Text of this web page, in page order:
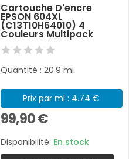
Cartouche D'encre
EPSON 604XL
(C13T10H64010) 4
Couleurs Multipack
Quantité : 20.9 ml
Prix par ml : 4.74 €
99,90 €
Disponibilité: En stock